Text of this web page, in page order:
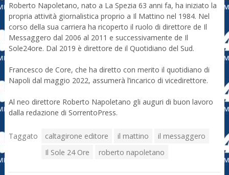
Roberto Napoletano, nato a La Spezia 63 anni fa, ha iniziato la
propria attività giornalistica proprio a Il Mattino nel 1984. Nel
corso della sua carriera ha ricoperto il ruolo di direttore de Il
Messaggero dal 2006 al 2011 e successivamente de Il
Sole24ore. Dal 2019 è direttore de il Quotidiano del Sud.
Francesco de Core, che ha diretto con merito il quotidiano di
Napoli dal maggio 2022, assumerà l’incarico di vicedirettore.
Al neo direttore Roberto Napoletano gli auguri di buon lavoro
dalla redazione di SorrentoPress.
Taggato caltagirone editore il mattino
il messaggero
Il Sole 24 Ore
roberto napoletano